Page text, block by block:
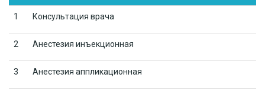
1 Консультация врача
2 Анестезия инъекционная
3 Анестезия аппликационная